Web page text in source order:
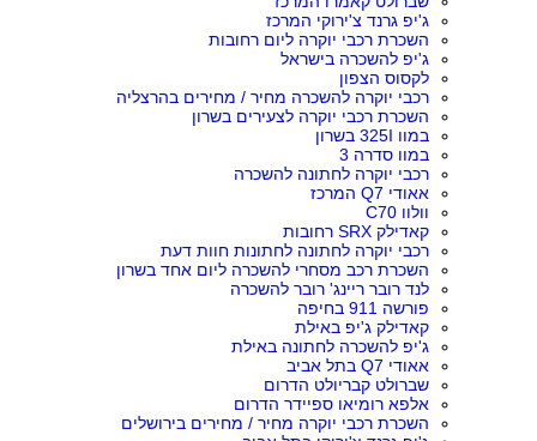
ג'יפ גרנד צ'ירוקי המרכז
השכרת רכבי יוקרה ליום רחובות
ג'יפ להשכרה בישראל
לקסוס הצפון
רכבי יוקרה להשכרה מחיר / מחירים בהרצליה
השכרת רכבי יוקרה לצעירים בשרון
במוו 325I בשרון
במוו סדרה 3
רכבי יוקרה לחתונה להשכרה
אאודי Q7 המרכז
וולוו C70
קאדילק SRX רחובות
רכבי יוקרה לחתונה לחתונות חוות דעת
השכרת רכב מסחרי להשכרה ליום אחד בשרון
לנד רובר ריינג' רובר להשכרה
פורשה 911 בחיפה
קאדילק ג'יפ באילת
ג'יפ להשכרה לחתונה באילת
אאודי Q7 בתל אביב
שברולט קבריולט הדרום
אלפא רומיאו ספיידר הדרום
השכרת רכבי יוקרה מחיר / מחירים בירושלים